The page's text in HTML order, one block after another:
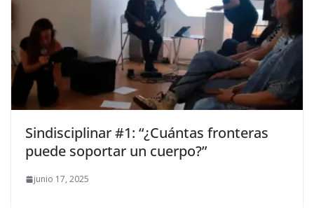
Sindisciplinar #1: “¿Cuántas fronteras
puede soportar un cuerpo?”
junio 17, 2025